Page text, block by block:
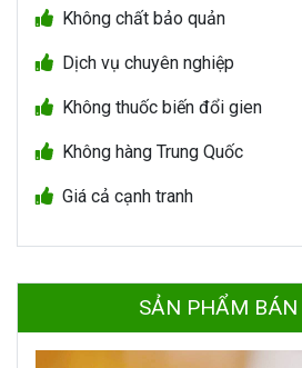
Không chất bảo quản
Dịch vụ chuyên nghiệp
Không thuốc biến đổi gien
Không hàng Trung Quốc
Giá cả cạnh tranh
SẢN PHẨM BÁN